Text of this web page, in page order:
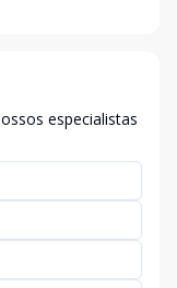
especialistas